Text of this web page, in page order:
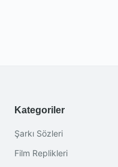
Kategoriler
Şarkı Sözleri
Film Replikleri